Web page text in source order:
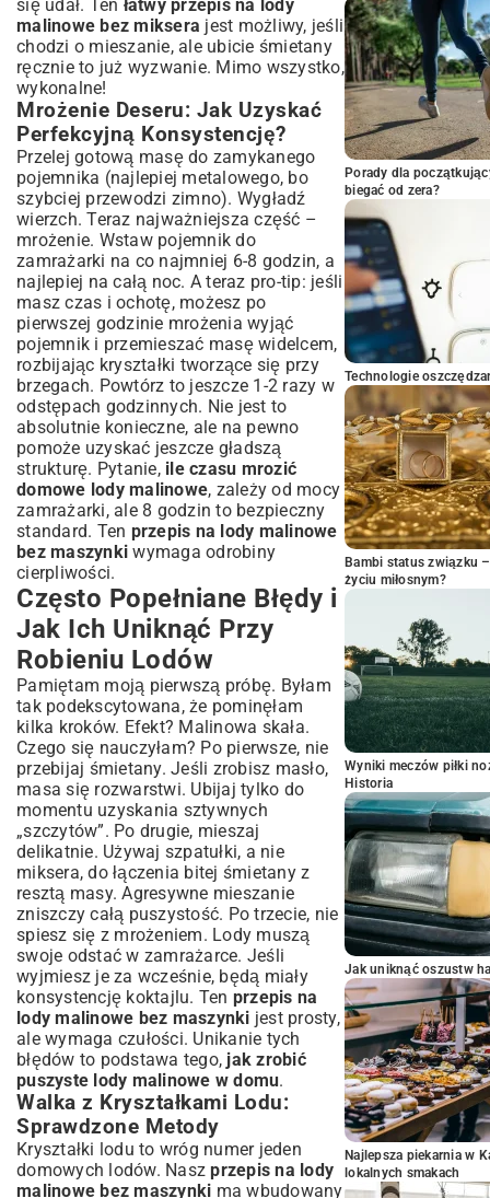
się udał. Ten łatwy przepis na lody
malinowe bez miksera jest możliwy, jeśli
chodzi o mieszanie, ale ubicie śmietany
ręcznie to już wyzwanie. Mimo wszystko,
wykonalne!
Mrożenie Deseru: Jak Uzyskać
Perfekcyjną Konsystencję?
Przelej gotową masę do zamykanego
pojemnika (najlepiej metalowego, bo
szybciej przewodzi zimno). Wygładź
wierzch. Teraz najważniejsza część –
mrożenie. Wstaw pojemnik do
zamrażarki na co najmniej 6-8 godzin, a
najlepiej na całą noc. A teraz pro-tip: jeśli
masz czas i ochotę, możesz po
pierwszej godzinie mrożenia wyjąć
pojemnik i przemieszać masę widelcem,
rozbijając kryształki tworzące się przy
brzegach. Powtórz to jeszcze 1-2 razy w
odstępach godzinnych. Nie jest to
absolutnie konieczne, ale na pewno
pomoże uzyskać jeszcze gładszą
strukturę. Pytanie, ile czasu mrozić
domowe lody malinowe, zależy od mocy
zamrażarki, ale 8 godzin to bezpieczny
standard. Ten przepis na lody malinowe
bez maszynki wymaga odrobiny
cierpliwości.
Często Popełniane Błędy i
Jak Ich Uniknąć Przy
Robieniu Lodów
Pamiętam moją pierwszą próbę. Byłam
tak podekscytowana, że pominęłam
kilka kroków. Efekt? Malinowa skała.
Czego się nauczyłam? Po pierwsze, nie
przebijaj śmietany. Jeśli zrobisz masło,
masa się rozwarstwi. Ubijaj tylko do
momentu uzyskania sztywnych
„szczytów”. Po drugie, mieszaj
delikatnie. Używaj szpatułki, a nie
miksera, do łączenia bitej śmietany z
resztą masy. Agresywne mieszanie
zniszczy całą puszystość. Po trzecie, nie
spiesz się z mrożeniem. Lody muszą
swoje odstać w zamrażarce. Jeśli
wyjmiesz je za wcześnie, będą miały
konsystencję koktajlu. Ten przepis na
lody malinowe bez maszynki jest prosty,
ale wymaga czułości. Unikanie tych
błędów to podstawa tego, jak zrobić
puszyste lody malinowe w domu.
Walka z Kryształkami Lodu:
Sprawdzone Metody
Kryształki lodu to wróg numer jeden
domowych lodów. Naszprzepis na lody
malinowe bez maszynki ma wbudowany
Porady dla
biegać od zera?
Technologie
Bambi status związku
życiu miłosnym?
Wyniki meczów piłki
Historia
Jak uniknąć oszustw
Najlepsza piekarnia w
lokalnych smakach